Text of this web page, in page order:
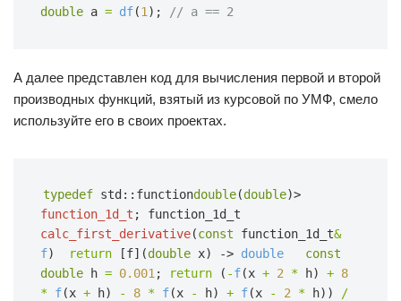
double a = df(1 ); // a == 2
А далее представлен код для вычисления первой и второй
производных функций, взятый из курсовой по УМФ, смело
используйте его в своих проектах.
typedef std::functiondouble(double)>
function_1d_t ;
function_1d_t
calc_first_derivative(const function_1d_t&
f) return [f](double x) -> double
const
double
h = 0.001 ; return ( -f(x + 2 * h) + 8
* f(x + h) - 8 * f(x - h) + f(x - 2 * h))
/